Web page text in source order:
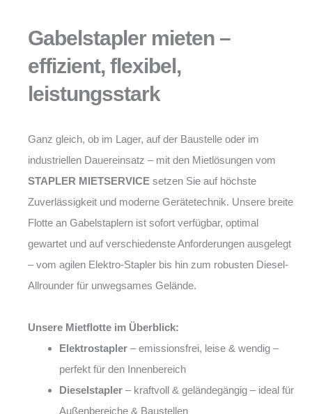
Gabelstapler mieten –
effizient, flexibel,
leistungsstark
Ganz gleich, ob im Lager, auf der Baustelle oder im
industriellen Dauereinsatz – mit den Mietlösungen vom
STAPLER MIETSERVICE setzen Sie auf höchste
Zuverlässigkeit und moderne Gerätetechnik. Unsere breite
Flotte an Gabelstaplern ist sofort verfügbar, optimal
gewartet und auf verschiedenste Anforderungen ausgelegt
– vom agilen Elektro-Stapler bis hin zum robusten Diesel-
Allrounder für unwegsames Gelände.
Unsere Mietflotte im Überblick:
Elektrostapler – emissionsfrei, leise & wendig –
perfekt für den Innenbereich
Dieselstapler – kraftvoll & geländegängig – ideal für
Außenbereiche & Baustellen